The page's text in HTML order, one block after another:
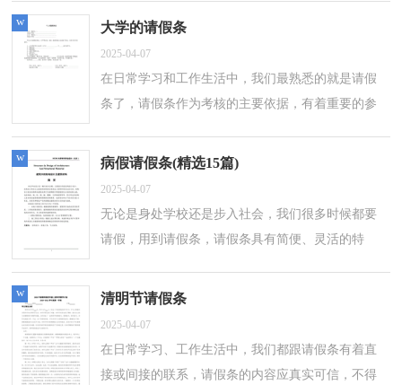
集的公司员工请假条范本，仅供参考，欢迎大...
大学的请假条
2025-04-07
在日常学习和工作生活中，我们最熟悉的就是请假
条了，请假条作为考核的主要依据，有着重要的参
吧，下面是小编收集整理的大学的请假条...
w
病假请假条(精选15篇)
2025-04-07
无论是身处学校还是步入社会，我们很多时候都要
请假，用到请假条，请假条具有简便、灵活的特
编为大家整理的病假请假条，希望能够帮助到...
w
清明节请假条
2025-04-07
在日常学习、工作生活中，我们都跟请假条有着直
接或间接的联系，请假条的内容应真实可信，不得
w